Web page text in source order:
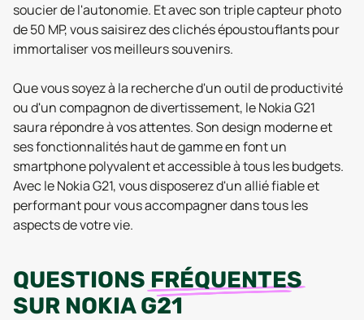
soucier de l'autonomie. Et avec son triple capteur photo
de 50 MP, vous saisirez des clichés époustouflants pour
immortaliser vos meilleurs souvenirs.
Que vous soyez à la recherche d'un outil de productivité
ou d'un compagnon de divertissement, le Nokia G21
saura répondre à vos attentes. Son design moderne et
ses fonctionnalités haut de gamme en font un
smartphone polyvalent et accessible à tous les budgets.
Avec le Nokia G21, vous disposerez d'un allié fiable et
performant pour vous accompagner dans tous les
aspects de votre vie.
QUESTIONS FRÉQUENTES
SUR NOKIA G21